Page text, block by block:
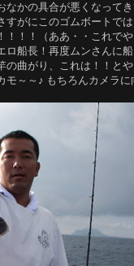
なかの具合が悪くなって
すがにこのゴムボートで
！！！（ああ・・これで
ロ船長！再度ムンさんに
の曲がり、これは！！と
モ～～♪ もちろんカメラ